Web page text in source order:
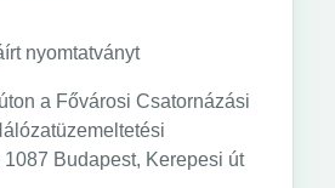
nyomtatványt
a Fővárosi Csatornázási
1087 Budapest, Kerepesi út